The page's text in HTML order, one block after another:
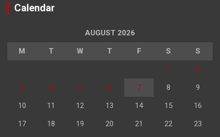
Calendar
AUGUST 2026
M T W T F S S
1 2
3 4 5 6 7 8 9
10 11 12 13 14 15 16
17 18 19 20 21 22 23